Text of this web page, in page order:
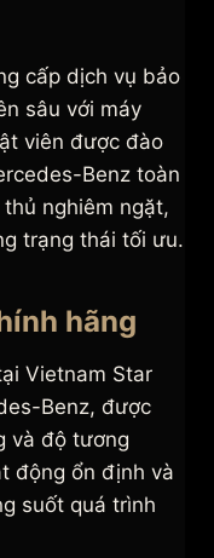
cấp dịch vụ bảo
sâu với máy
viên được đào
Benz toàn
nghiêm ngặt,
trạng thái tối ưu.
hãng
Vietnam Star
Benz, được
và độ tương
động ổn định và
suốt quá trình